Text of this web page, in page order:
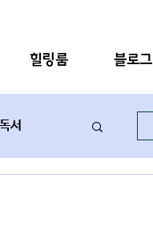
힐링룸 블로그
독서